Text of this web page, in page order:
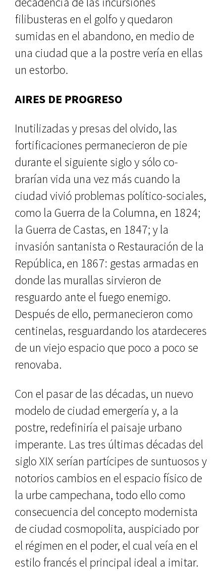
filibusteras en el golfo y quedaron
sumidas en el abandono, en medio de
una ciudad que a la pos­tre vería en ellas
un estorbo.
AIRES DE PROGRESO
Inutilizadas y presas del olvido, las
fortificaciones permanecieron de pie
durante el siguiente siglo y sólo co­
brarían vida una vez más cuando la
ciudad vivió problemas político-so­ciales,
como la Guerra de la Columna, en 1824;
la Guerra de Castas, en 1847; y la
invasión santanista o Restaura­ción de la
República, en 1867: gestas armadas en
donde las murallas sirvie­ron de
resguardo ante el fuego enemi­go.
Después de ello, permanecieron como
centinelas, resguardando los atardeceres
de un viejo espacio que poco a poco se
renovaba.
Con el pasar de las décadas, un nuevo
modelo de ciudad emergería y, a la
postre, redefiniría el paisaje ur­bano
imperante. Las tres últimas dé­cadas del
siglo XIX serían partícipes de suntuosos y
notorios cambios en el espacio físico de
la urbe campecha­na, todo ello como
consecuencia del concepto modernista
de ciudad cos­mopolita, auspiciado por
el régimen en el poder, el cual veía en el
estilo francés el principal ideal a imitar.